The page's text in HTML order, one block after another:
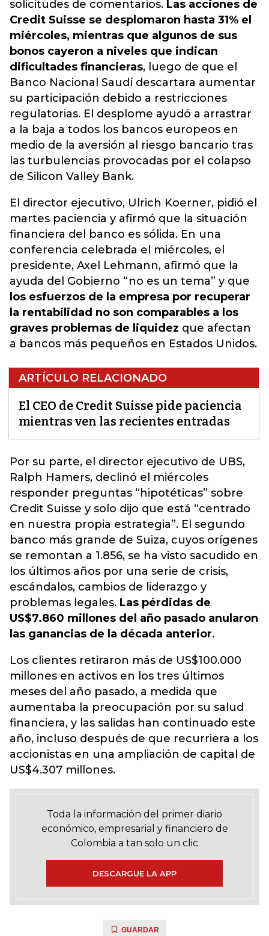
solicitudes de comentarios. Las acciones de
Credit Suisse se desplomaron hasta 31% el
miércoles, mientras que algunos de sus
bonos cayeron a niveles que indican
dificultades financieras, luego de que el
Banco Nacional Saudí descartara aumentar
su participación debido a restricciones
regulatorias. El desplome ayudó a arrastrar
a la baja a todos los bancos europeos en
medio de la aversión al riesgo bancario tras
las turbulencias provocadas por el colapso
de Silicon Valley Bank.
El director ejecutivo, Ulrich Koerner, pidió el
martes paciencia y afirmó que la situación
financiera del banco es sólida. En una
conferencia celebrada el miércoles, el
presidente, Axel Lehmann, afirmó que la
ayuda del Gobierno “no es un tema” y que
los esfuerzos de la empresa por recuperar
la rentabilidad no son comparables a los
graves problemas de liquidez que afectan
a bancos más pequeños en Estados Unidos.
ARTÍCULO RELACIONADO
El CEO de Credit Suisse pide paciencia
mientras ven las recientes entradas
Por su parte, el director ejecutivo de UBS,
Ralph Hamers, declinó el miércoles
responder preguntas “hipotéticas” sobre
Credit Suisse y solo dijo que está “centrado
en nuestra propia estrategia”. El segundo
banco más grande de Suiza, cuyos orígenes
se remontan a 1.856, se ha visto sacudido en
los últimos años por una serie de crisis,
escándalos, cambios de liderazgo y
problemas legales. Las pérdidas de
US$7.860 millones del año pasado anularon
las ganancias de la década anterior.
Los clientes retiraron más de US$100.000
millones en activos en los tres últimos
meses del año pasado, a medida que
aumentaba la preocupación por su salud
financiera, y las salidas han continuado este
año, incluso después de que recurriera a los
accionistas en una ampliación de capital de
US$4.307 millones.
Toda la información del primer diario
económico, empresarial y financiero de
Colombia a tan solo un clic
DESCARGUE LA APP
GUARDAR